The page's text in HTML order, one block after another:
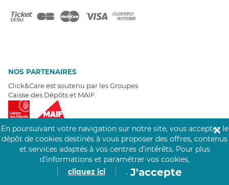
NOS PARTENAIRES
Click&Care est soutenu par les Groupes
Caisse des Dépôts et MAIF.
EXPERTS À VOTRE ÉCOUTE
Un besoin de recrutement ? Click&Care vous accompagne par
En poursuivant votre navigation sur notre site, vous acceptez le
dépôt de cookies destinés à vous proposer des offres, contenus
et services adaptés à vos centres d’intérêts. Pour plus
d’informations et paramétrer vos cookies,
cliquez ici
. J'accepte
✕